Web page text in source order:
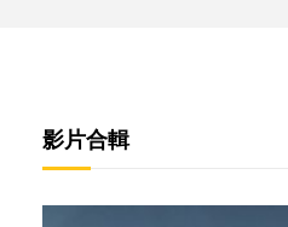
影片合輯